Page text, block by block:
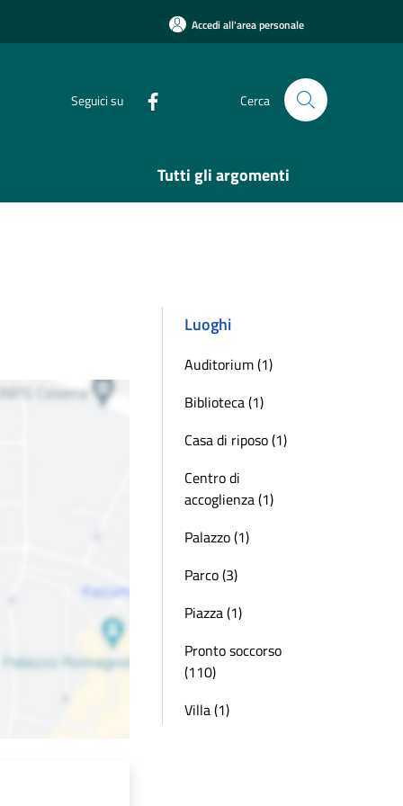
Accedi all'area personale
Seguici su Cerca
Tutti gli argomenti
Luoghi
Auditorium (1)
Biblioteca (1)
Casa di riposo (1)
Centro di
accoglienza (1)
Palazzo (1)
Parco (3)
Piazza (1)
Pronto soccorso
(110)
Villa (1)